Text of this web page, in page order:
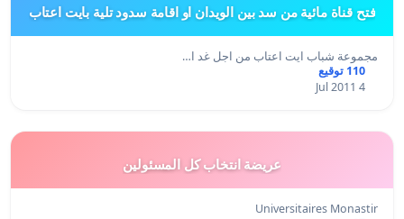
فتح قناة مائية من سد بين الويدان او اقامة سدود تلية بايت اعتاب
مجموعة شباب ايت اعتاب من اجل غد ا…
110 توقيع
4 Jul 2011
عريضة انتخاب كل المسئولين
Universitaires Monastir